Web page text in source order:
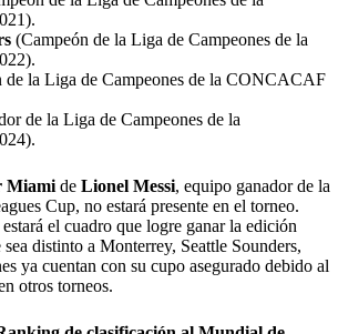
(Campeón de la Liga de Campeones de la
de la Liga de Campeones de la CONCACAF
de la Liga de Campeones de la
Miami de Lionel Messi, equipo ganador de la
Cup, no estará presente en el torneo.
el cuadro que logre ganar la edición
sea distinto a Monterrey, Seattle Sounders,
ya cuentan con su cupo asegurado debido al
otros torneos.